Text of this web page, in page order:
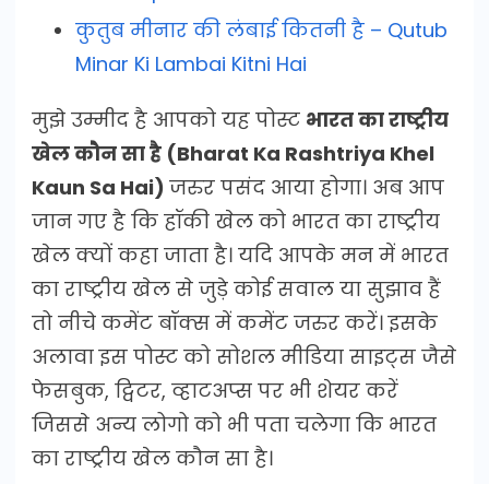
कुतुब मीनार की लंबाई कितनी है – Qutub
Minar Ki Lambai Kitni Hai
मुझे उम्मीद है आपको यह पोस्ट भारत का राष्ट्रीय
खेल कौन सा है (Bharat Ka Rashtriya Khel
Kaun Sa Hai) जरुर पसंद आया होगा। अब आप
जान गए है कि हॉकी खेल को भारत का राष्ट्रीय
खेल क्यों कहा जाता है। यदि आपके मन में भारत
का राष्ट्रीय खेल से जुड़े कोई सवाल या सुझाव हैं
तो नीचे कमेंट बॉक्स में कमेंट जरुर करें। इसके
अलावा इस पोस्ट को सोशल मीडिया साइट्स जैसे
फेसबुक, ट्विटर, व्हाटअप्स पर भी शेयर करें
जिससे अन्य लोगो को भी पता चलेगा कि भारत
का राष्ट्रीय खेल कौन सा है।